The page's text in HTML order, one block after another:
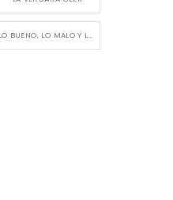
LO BUENO, LO MALO Y LO FEO